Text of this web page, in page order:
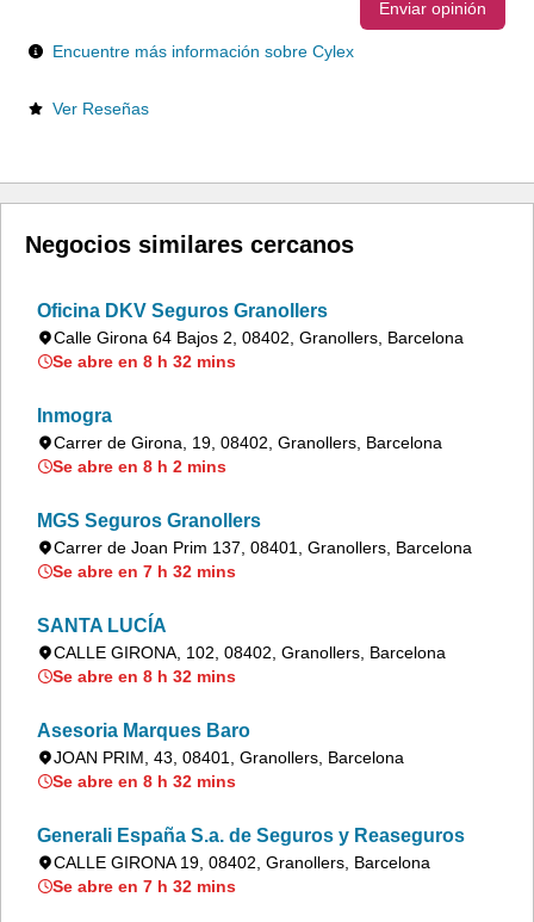
Enviar opinión
Encuentre más información sobre Cylex
Ver Reseñas
Negocios similares cercanos
Oficina DKV Seguros Granollers
Calle Girona 64 Bajos 2, 08402, Granollers, Barcelona
Se abre en 8 h 32 mins
Inmogra
Carrer de Girona, 19, 08402, Granollers, Barcelona
Se abre en 8 h 2 mins
MGS Seguros Granollers
Carrer de Joan Prim 137, 08401, Granollers, Barcelona
Se abre en 7 h 32 mins
SANTA LUCÍA
CALLE GIRONA, 102, 08402, Granollers, Barcelona
Se abre en 8 h 32 mins
Asesoria Marques Baro
JOAN PRIM, 43, 08401, Granollers, Barcelona
Se abre en 8 h 32 mins
Generali España S.a. de Seguros y Reaseguros
CALLE GIRONA 19, 08402, Granollers, Barcelona
Se abre en 7 h 32 mins